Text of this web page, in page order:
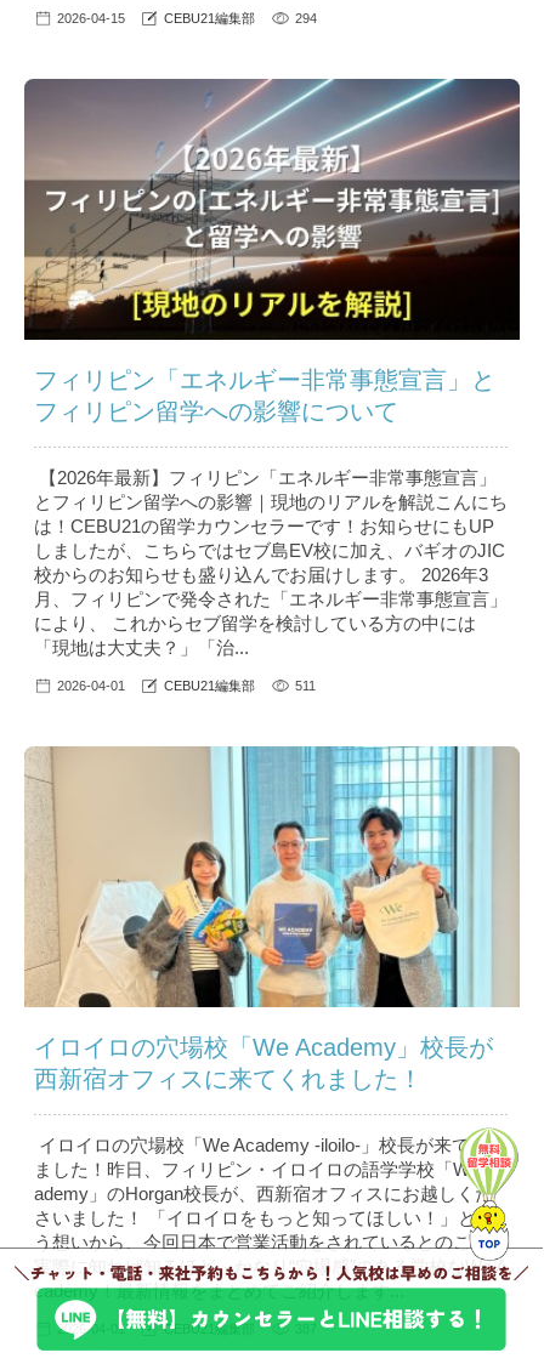
2026-04-15 CEBU21編集部 294
フィリピン「エネルギー非常事態宣言」と
フィリピン留学への影響について
【2026年最新】フィリピン「エネルギー非常事態宣言」
とフィリピン留学への影響｜現地のリアルを解説こんにち
は！CEBU21の留学カウンセラーです！お知らせにもUP
しましたが、こちらではセブ島EV校に加え、バギオのJIC
校からのお知らせも盛り込んでお届けします。 2026年3
月、フィリピンで発令された「エネルギー非常事態宣言」
により、 これからセブ留学を検討している方の中には
「現地は大丈夫？」「治...
2026-04-01 CEBU21編集部 511
イロイロの穴場校「We Academy」校長が
西新宿オフィスに来てくれました！
イロイロの穴場校「We Academy -iloilo-」校長が来てくれ
ました！昨日、フィリピン・イロイロの語学学校「We Ac
ademy」のHorgan校長が、西新宿オフィスにお越しくだ
さいました！ 「イロイロをもっと知ってほしい！」とい
う想いから、今回日本で営業活動をされているとのこと。
実際に知れば知るほど、かなり“穴場感”のある学校なWe A
cademy！最新情報をまとめてご紹介します...
2026-04-01 CEBU21編集部